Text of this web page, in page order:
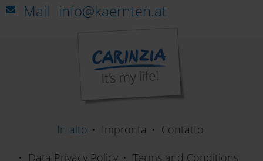
Trenino Tschu-Tschu-Bahn
Museo Heinrich Harrer
Mail info@kaernten.at
In alto Impronta
Contatto
Data Privacy Policy
Terms and Conditions